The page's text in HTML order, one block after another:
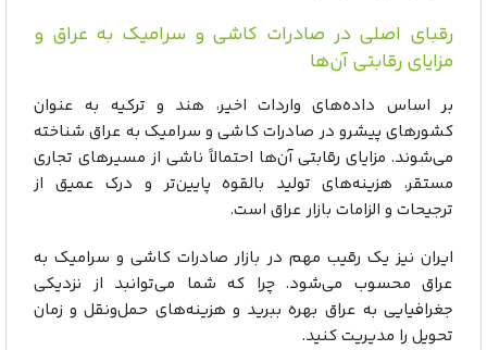
رقبای اصلی در صادرات کاشی و سرامیک به عراق و
مزایای رقابتی آن‌ها
بر اساس داده‌های واردات اخیر، هند و ترکیه به عنوان
کشورهای پیشرو در صادرات کاشی و سرامیک به عراق شناخته
می‌شوند. مزایای رقابتی آن‌ها احتمالاً ناشی از مسیرهای تجاری
مستقر، هزینه‌های تولید بالقوه پایین‌تر و درک عمیق از
ترجیحات و الزامات بازار عراق است.
ایران نیز یک رقیب مهم در بازار صادرات کاشی و سرامیک به
عراق محسوب می‌شود. چرا که شما می‌توانبد از نزدیکی
جغرافیایی به عراق بهره ببرید و هزینه‌های حمل‌ونقل و زمان
تحویل را مدیریت کنید.